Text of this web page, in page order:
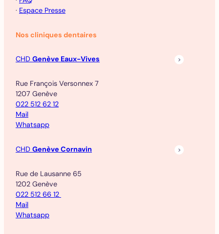
· Espace Presse
Nos cliniques dentaires
CHD Genève Eaux-Vives
Rue François Versonnex 7
1207 Genève
022 512 62 12
Mail
Whatsapp
CHD Genève Cornavin
Rue de Lausanne 65
1202 Genève
022 512 66 12
Mail
Whatsapp